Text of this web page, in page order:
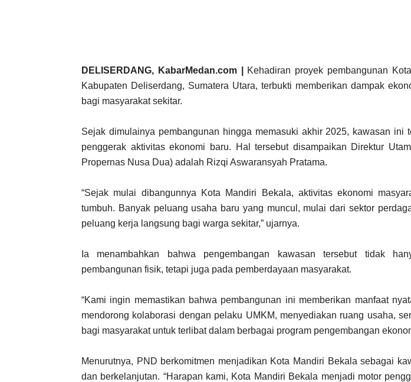
DELISERDANG, KabarMedan.com |
Kehadiran proyek pembangunan
Kabupaten Deliserdang, Sumatera Utara, terbukti memberikan dampak
bagi masyarakat sekitar.
Sejak dimulainya pembangunan hingga memasuki akhir 2025, kawasan ini
penggerak aktivitas ekonomi baru. Hal tersebut disampaikan Direktur
Propernas Nusa Dua) adalah Rizqi Aswaransyah Pratama.
“Sejak mulai dibangunnya Kota Mandiri Bekala, aktivitas ekonomi
tumbuh. Banyak peluang usaha baru yang muncul, mulai dari sektor
peluang kerja langsung bagi warga sekitar,” ujarnya.
Ia menambahkan bahwa pengembangan kawasan tersebut tidak
pembangunan fisik, tetapi juga pada pemberdayaan masyarakat.
“Kami ingin memastikan bahwa pembangunan ini memberikan manfaat
mendorong kolaborasi dengan pelaku UMKM, menyediakan ruang usaha,
bagi masyarakat untuk terlibat dalam berbagai program pengembangan
Menurutnya, PND berkomitmen menjadikan Kota Mandiri Bekala sebagai
dan berkelanjutan. “Harapan kami, Kota Mandiri Bekala menjadi motor